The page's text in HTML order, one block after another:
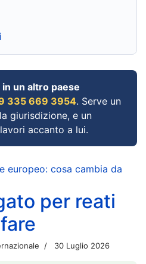
un altro paese
335 669 3954. Serve un
giurisdizione, e un
accanto a lui.
europeo: cosa cambia da
per reati
30 Luglio 2026